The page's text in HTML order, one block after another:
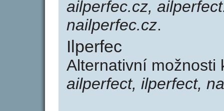
ailperfec.cz,
nailperfec.cz.
Ilperfec
Alternativní
ailperfect, ilperfect,